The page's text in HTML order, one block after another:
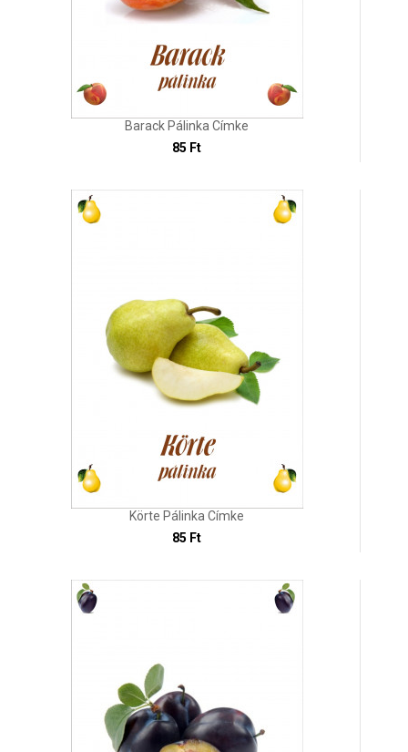
Barack Pálinka Címke
85 Ft
Körte Pálinka Címke
85 Ft